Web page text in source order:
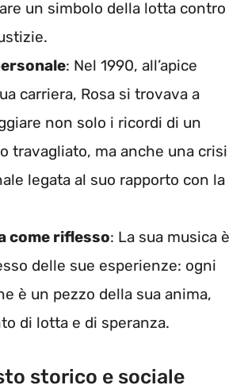
un simbolo della lotta contro
: Nel 1990, all’apice
carriera, Rosa si trovava a
non solo i ricordi di un
travagliato, ma anche una crisi
legata al suo rapporto con la
come riflesso: La sua musica è
delle sue esperienze: ogni
è un pezzo della sua anima,
di lotta e di speranza.
storico e sociale